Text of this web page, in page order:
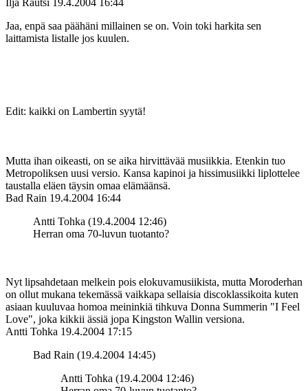
Ilja Rautsi 19.4.2004 16:44
Jaa, enpä saa päähäni millainen se on. Voin toki harkita sen
laittamista listalle jos kuulen.
Edit: kaikki on Lambertin syytä!
Mutta ihan oikeasti, on se aika hirvittävää musiikkia. Etenkin tuo
Metropoliksen uusi versio. Kansa kapinoi ja hissimusiikki liplottelee
taustalla eläen täysin omaa elämäänsä.
Bad Rain 19.4.2004 16:44
Antti Tohka (19.4.2004 12:46)
Herran oma 70-luvun tuotanto?
Nyt lipsahdetaan melkein pois elokuvamusiikista, mutta Moroderhan
on ollut mukana tekemässä vaikkapa sellaisia discoklassikoita kuten
asiaan kuuluvaa homoa meininkiä tihkuva Donna Summerin "I Feel
Love", joka kikkii ässiä jopa Kingston Wallin versiona.
Antti Tohka 19.4.2004 17:15
Bad Rain (19.4.2004 14:45)
Antti Tohka (19.4.2004 12:46)